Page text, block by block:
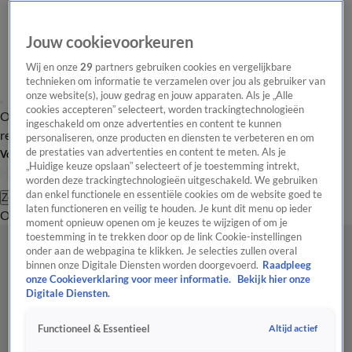
Overzicht Laatste nieuws Regionieuws Het beste van Hart
Tip de
redactie
Volg Hart van Nederland
Zoeken
OverzichtRegioUitzendingenWeerTip de redactiePanelVideo's
Jouw cookievoorkeuren
Wij en onze29 partners gebruiken cookies en vergelijkbare
technieken om informatie te verzamelen over jou als gebruiker van
onze website(s), jouw gedrag en jouw apparaten. Als je „Alle
cookies accepteren” selecteert, worden trackingtechnologieën
ingeschakeld om onze advertenties en content te kunnen
personaliseren, onze producten en diensten te verbeteren en om
de prestaties van advertenties en content te meten. Als je
„Huidige keuze opslaan” selecteert of je toestemming intrekt,
worden deze trackingtechnologieën uitgeschakeld. We gebruiken
dan enkel functionele en essentiële cookies om de website goed te
laten functioneren en veilig te houden. Je kunt dit menu op ieder
moment opnieuw openen om je keuzes te wijzigen of om je
toestemming in te trekken door op de link Cookie-instellingen
onder aan de webpagina te klikken. Je selecties zullen overal
binnen onze Digitale Diensten worden doorgevoerd. Raadpleeg
onze Cookieverklaring voor meer informatie.
Bekijk hier onze
Digitale Diensten.
Functioneel & Essentieel Altijd actief